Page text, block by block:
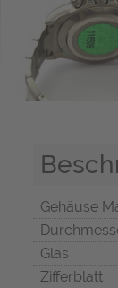
Gehäuse
Glas
Zifferblatt